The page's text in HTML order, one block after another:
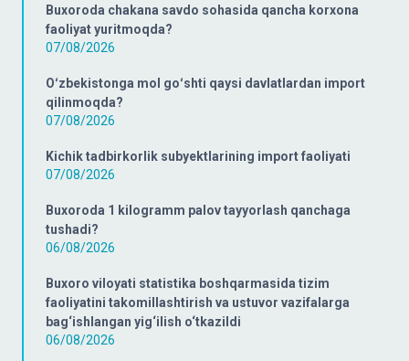
Buxoroda chakana savdo sohasida qancha korxona
faoliyat yuritmoqda?
07/08/2026
Oʻzbekistonga mol goʻshti qaysi davlatlardan import
qilinmoqda?
07/08/2026
Kichik tadbirkorlik subyektlarining import faoliyati
07/08/2026
Buxoroda 1 kilogramm palov tayyorlash qanchaga
tushadi?
06/08/2026
Buxoro viloyati statistika boshqarmasida tizim
faoliyatini takomillashtirish va ustuvor vazifalarga
bag‘ishlangan yig‘ilish o‘tkazildi
06/08/2026